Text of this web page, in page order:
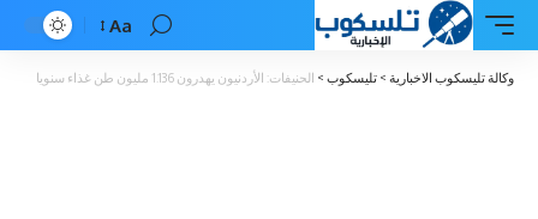
Font
Resizer
Aa
وكالة تليسكوب الاخبارية > تليسكوب > الحنيفات: الأردنيون يهدرون 1.136 مليون طن غذاء سنويا